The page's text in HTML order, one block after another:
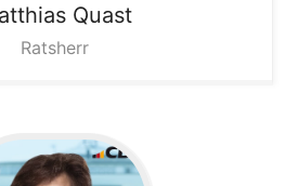
Quast
Ratsherr